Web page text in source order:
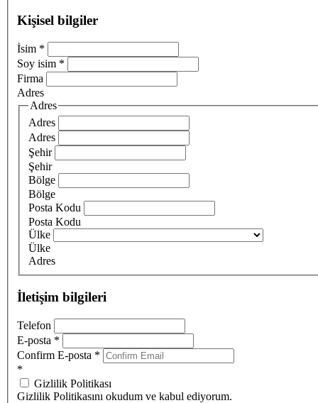
Kişisel bilgiler
İsim *
Soy isim *
Firma
Adres
Adres
Adres
Adres
Şehir
Şehir
Bölge
Bölge
Posta Kodu
Posta Kodu
Ülke
Ülke
Adres
İletişim bilgileri
Telefon
E-posta *
Confirm E-posta *
*
Gizlilik Politikası
Gizlilik Politikasını okudum ve kabul ediyorum.